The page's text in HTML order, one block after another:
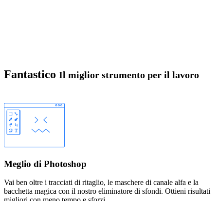
Fantastico Il miglior strumento per il lavoro
Meglio di Photoshop
Vai ben oltre i tracciati di ritaglio, le maschere di canale alfa e la
bacchetta magica con il nostro eliminatore di sfondi. Ottieni risultati